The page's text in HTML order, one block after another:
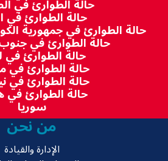
حالة الطوارئ في
حالة الطوارئ في
حالة الطوارئ في جمهورية
حالة الطوارئ في
حالة الطوارئ في
حالة الطوارئ في
حالة الطوارئ في
حالة الطوارئ في
سوريا
من نحن
الإدارة والقيادة